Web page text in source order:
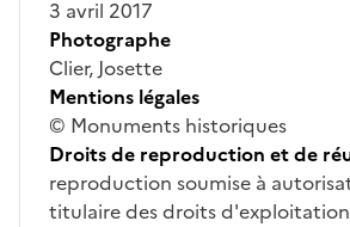
3 avril 2017
Photographe
Clier, Josette
Mentions légales
© Monuments historiques
Droits de reproduction et de
reproduction soumise à
titulaire des droits d'exploitation